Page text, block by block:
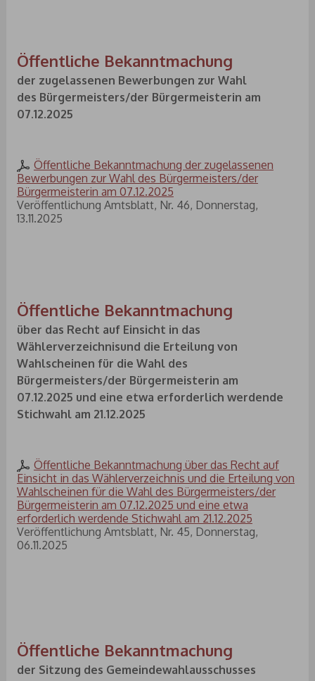
Öffentliche Bekanntmachung
der zugelassenen Bewerbungen zur Wahl
des Bürgermeisters/der Bürgermeisterin am
07.12.2025
Öffentliche Bekanntmachung der zugelassenen
Bewerbungen zur Wahl des Bürgermeisters/der
Bürgermeisterin am 07.12.2025
Veröffentlichung Amtsblatt, Nr. 46, Donnerstag,
13.11.2025
Öffentliche Bekanntmachung
über das Recht auf Einsicht in das
Wählerverzeichnisund die Erteilung von
Wahlscheinen für die Wahl des
Bürgermeisters/der Bürgermeisterin am
07.12.2025 und eine etwa erforderlich werdende
Stichwahl am 21.12.2025
Öffentliche Bekanntmachung über das Recht auf
Einsicht in das Wählerverzeichnis und die Erteilung von
Wahlscheinen für die Wahl des Bürgermeisters/der
Bürgermeisterin am 07.12.2025 und eine etwa
erforderlich werdende Stichwahl am 21.12.2025
Veröffentlichung Amtsblatt, Nr. 45, Donnerstag,
06.11.2025
Öffentliche Bekanntmachung
der Sitzung des Gemeindewahlausschusses